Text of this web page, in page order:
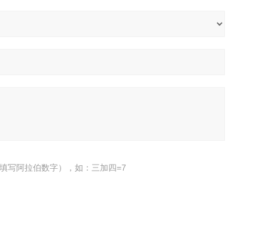
写阿拉伯数字），如：三加四=7